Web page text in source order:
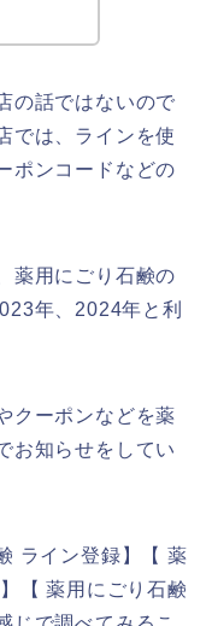
の話ではないので
では、ラインを使
ポンコードなどの
薬用にごり石鹸の
年、2024年と利
クーポンなどを薬
お知らせをしてい
ライン登録】【 薬
【 薬用にごり石鹸